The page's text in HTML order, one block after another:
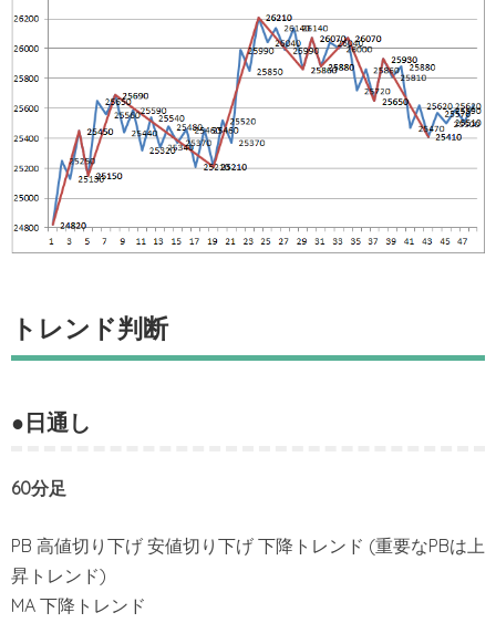
トレンド判断
●日通し
60分足
PB 高値切り下げ 安値切り下げ 下降トレンド (重要なPBは上
昇トレンド)
MA 下降トレンド